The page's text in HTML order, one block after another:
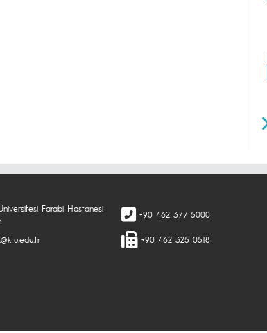
Farabi Hastanesi
+90 462 377 5000
+90 462 325 0518